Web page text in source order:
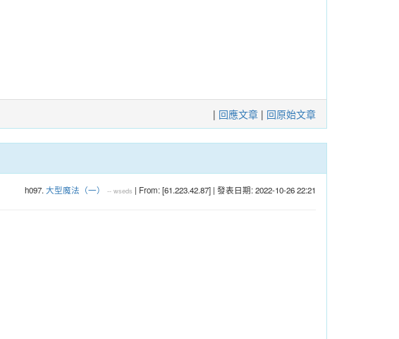
| 回應文章 | 回原始文章
h097.大型魔法（一） -- wseds | From: [61.223.42.87] | 發表日期: 2022-10-26 22:21